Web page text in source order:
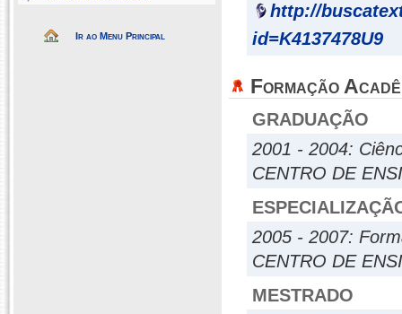
Ir ao Menu Principal
http://
id=K4137478U9
Formação
GRADUAÇÃO
2001 - 2004:
CENTRO DE
2005 - 2007:
CENTRO DE
MESTRADO